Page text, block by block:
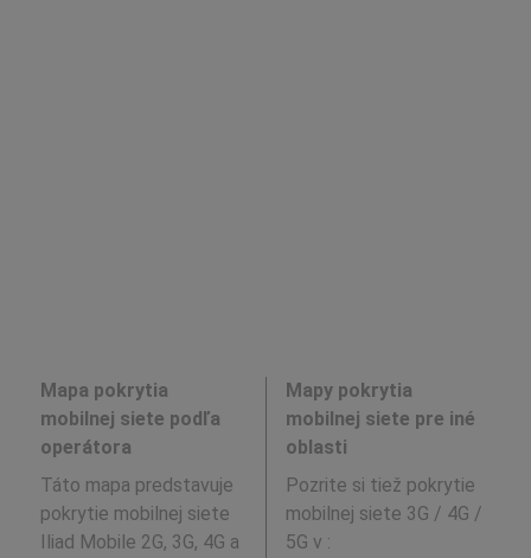
Mapa pokrytia
mobilnej siete podľa
operátora
Táto mapa predstavuje
pokrytie mobilnej siete
Iliad Mobile 2G, 3G, 4G a
Mapy pokrytia
mobilnej siete pre iné
oblasti
Pozrite si tiež pokrytie
mobilnej siete 3G / 4G /
5G v :